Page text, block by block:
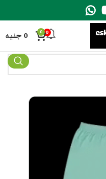
0
0
0 جنيه